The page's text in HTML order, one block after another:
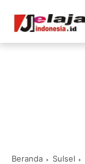
Beranda Sulsel